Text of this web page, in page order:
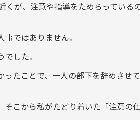
くが、注意や指導をためらっているの
ではありません。
した。
ったことで、一人の部下を辞めさせ
そこから私がたどり着いた「注意の